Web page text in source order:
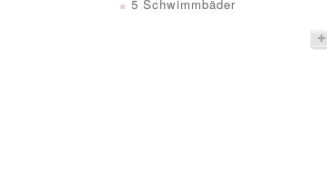
5 Schwimmbäder